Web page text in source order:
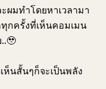
ผมทำโดยหาเวลามา
กครั้งที่เห็นคอมเมน
นสั้นๆก็จะเป็นพลัง